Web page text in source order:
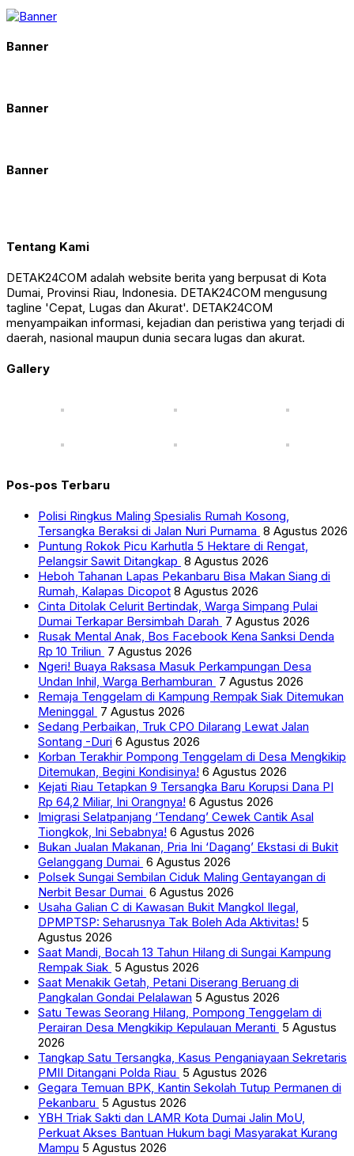
Banner
Banner
Banner
Tentang Kami
DETAK24COM adalah website berita yang berpusat di Kota
Dumai, Provinsi Riau, Indonesia. DETAK24COM mengusung
tagline 'Cepat, Lugas dan Akurat'. DETAK24COM
menyampaikan informasi, kejadian dan peristiwa yang terjadi di
daerah, nasional maupun dunia secara lugas dan akurat.
Gallery
Pos-pos Terbaru
Polisi Ringkus Maling Spesialis Rumah Kosong,
Tersangka Beraksi di Jalan Nuri Purnama 8 Agustus 2026
Puntung Rokok Picu Karhutla 5 Hektare di Rengat,
Pelangsir Sawit Ditangkap 8 Agustus 2026
Heboh Tahanan Lapas Pekanbaru Bisa Makan Siang di
Rumah, Kalapas Dicopot 8 Agustus 2026
Cinta Ditolak Celurit Bertindak, Warga Simpang Pulai
Dumai Terkapar Bersimbah Darah 7 Agustus 2026
Rusak Mental Anak, Bos Facebook Kena Sanksi Denda
Rp 10 Triliun 7 Agustus 2026
Ngeri! Buaya Raksasa Masuk Perkampungan Desa
Undan Inhil, Warga Berhamburan 7 Agustus 2026
Remaja Tenggelam di Kampung Rempak Siak Ditemukan
Meninggal 7 Agustus 2026
Sedang Perbaikan, Truk CPO Dilarang Lewat Jalan
Sontang -Duri 6 Agustus 2026
Korban Terakhir Pompong Tenggelam di Desa Mengkikip
Ditemukan, Begini Kondisinya! 6 Agustus 2026
Kejati Riau Tetapkan 9 Tersangka Baru Korupsi Dana PI
Rp 64,2 Miliar, Ini Orangnya! 6 Agustus 2026
Imigrasi Selatpanjang ‘Tendang’ Cewek Cantik Asal
Tiongkok, Ini Sebabnya! 6 Agustus 2026
Bukan Jualan Makanan, Pria Ini ‘Dagang’ Ekstasi di Bukit
Gelanggang Dumai 6 Agustus 2026
Polsek Sungai Sembilan Ciduk Maling Gentayangan di
Nerbit Besar Dumai 6 Agustus 2026
Usaha Galian C di Kawasan Bukit Mangkol Ilegal,
DPMPTSP: Seharusnya Tak Boleh Ada Aktivitas! 5
Agustus 2026
Saat Mandi, Bocah 13 Tahun Hilang di Sungai Kampung
Rempak Siak 5 Agustus 2026
Saat Menakik Getah, Petani Diserang Beruang di
Pangkalan Gondai Pelalawan 5 Agustus 2026
Satu Tewas Seorang Hilang, Pompong Tenggelam di
Perairan Desa Mengkikip Kepulauan Meranti 5 Agustus
2026
Tangkap Satu Tersangka, Kasus Penganiayaan Sekretaris
PMII Ditangani Polda Riau 5 Agustus 2026
Gegara Temuan BPK, Kantin Sekolah Tutup Permanen di
Pekanbaru 5 Agustus 2026
YBH Triak Sakti dan LAMR Kota Dumai Jalin MoU,
Perkuat Akses Bantuan Hukum bagi Masyarakat Kurang
Mampu 5 Agustus 2026